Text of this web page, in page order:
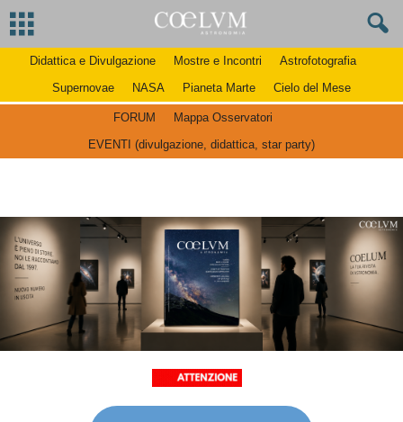
Didattica e Divulgazione Mostre e Incontri
Astrofotografia
Supernovae
NASA Pianeta Marte Cielo del Mese
FORUM
Mappa Osservatori
EVENTI (divulgazione, didattica, star party)